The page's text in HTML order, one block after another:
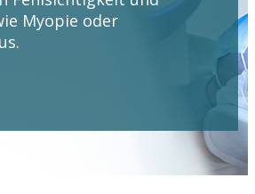
Myopie oder